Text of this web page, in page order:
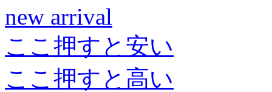
new arrival
ここ押すと安い
ここ押すと高い